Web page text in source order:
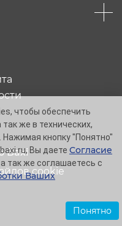
Baxi
cookie
чтобы обеспечить
же в технических,
Нажимая кнопку "Понятно"
Вы даете Согласие
так же соглашаетесь с
Ваших
Понятно